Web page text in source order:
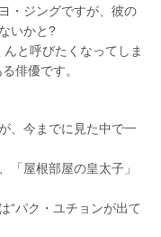
・ジングですが、彼の
いかと?
と呼びたくなってしま
俳優です。
、今までに見た中で一
「屋根部屋の皇太子」
“パク・ユチョンが出て